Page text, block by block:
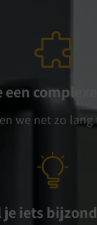
een complexe
we net zo
je iets